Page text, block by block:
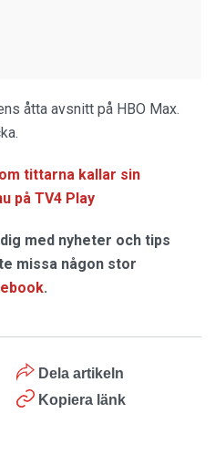
åtta avsnitt på HBO Max.
tittarna kallar sin
på TV4 Play
med nyheter och tips
missa någon stor
.
Dela artikeln
Kopiera länk